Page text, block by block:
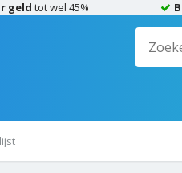
geld tot wel 45%